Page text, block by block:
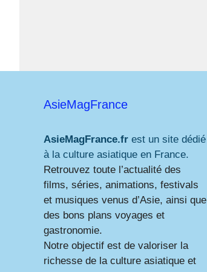
AsieMagFrance
AsieMagFrance.fr est un site dédié
à la culture asiatique en France.
Retrouvez toute l’actualité des
films, séries, animations, festivals
et musiques venus d’Asie, ainsi que
des bons plans voyages et
gastronomie.
Notre objectif est de valoriser la
richesse de la culture asiatique et